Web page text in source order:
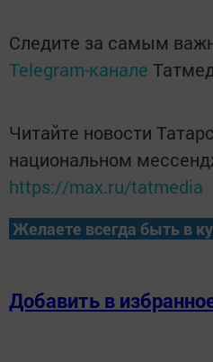
Следите за самым
Telegram-канале
Читайте новости
национальном
https://max.ru/tatmedia
Желаете всегда быть в
Добавить в